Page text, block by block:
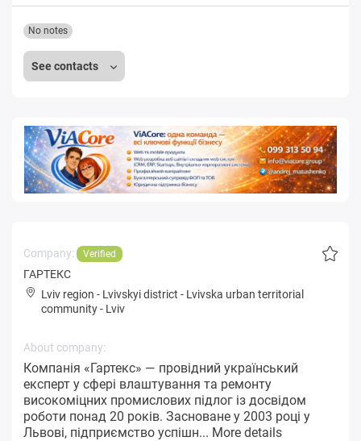
See contacts
No notes
Company: Verified
ГАРТЕКС
Lviv region - Lvivskyi district - Lvivska urban territorial
community- Lviv
About company:
Компанія «Гартекс» — провідний український
експерт у сфері влаштування та ремонту
високоміцних промислових підлог із досвідом
роботи понад 20 років. Засноване у 2003 році у
Львові, підприємство успішн... More details